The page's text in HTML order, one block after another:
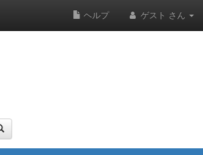
ヘルプ ゲスト さん